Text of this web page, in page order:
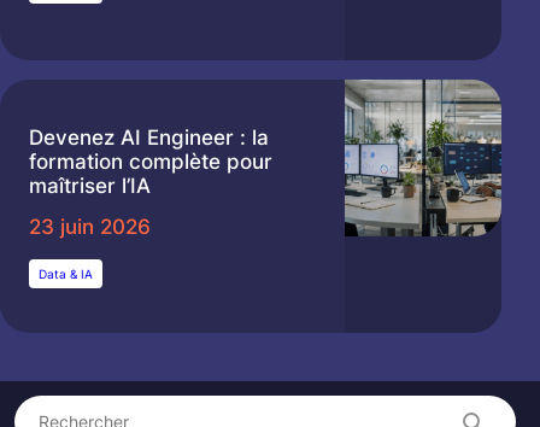
Devenez AI Engineer : la
formation complète pour
maîtriser l’IA
23 juin 2026
Data & IA
Recherche
Rechercher